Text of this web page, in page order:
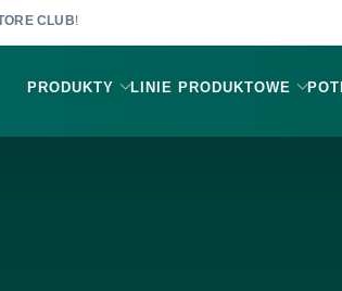
CLUB!
PRODUKTY LINIE PRODUKTOWE